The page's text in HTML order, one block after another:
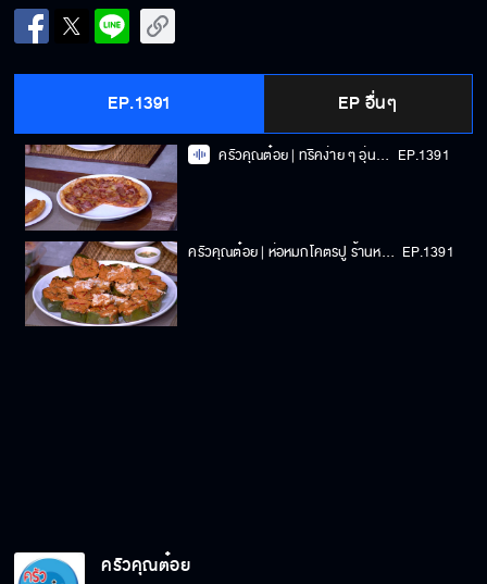
EP.1391 EP อื่นๆ
ครัวคุณต๋อย | ทริคง่าย ๆ อุ่นพิซซ่าแช่เย็น ให้นุ่มอร่อยไม่เสียรสชาติ | 02-06-2025 EP.1391
ครัวคุณต๋อย | ห่อหมกโคตรปู ร้านหอยจ๊อปูแม่วรรณา | 02-06-2025 EP.1391
ครัวคุณต๋อย